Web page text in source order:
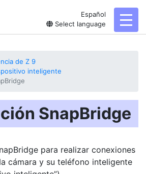
Español
Select language
de Z 9
inteligente
SnapBridge
para realizar conexiones
cámara y su teléfono inteligente